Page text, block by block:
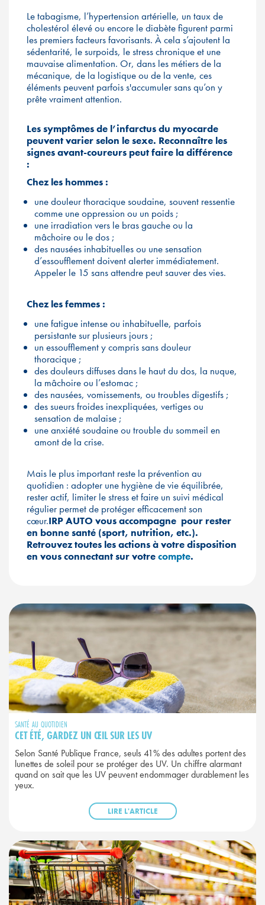
Le tabagisme, l’hypertension artérielle, un taux de
cholestérol élevé ou encore le diabète figurent parmi
les premiers facteurs favorisants. À cela s’ajoutent la
sédentarité, le surpoids, le stress chronique et une
mauvaise alimentation. Or, dans les métiers de la
mécanique, de la logistique ou de la vente, ces
éléments peuvent parfois s'accumuler sans qu’on y
prête vraiment attention.
Les symptômes de l’infarctus du myocarde
peuvent varier selon le sexe. Reconnaître les
signes avant-coureurs peut faire la différence
:
Chez les hommes :
une douleur thoracique soudaine, souvent ressentie
comme une oppression ou un poids ;
une irradiation vers le bras gauche ou la
mâchoire ou le dos ;
des nausées inhabituelles ou une sensation
d’essoufflement doivent alerter immédiatement.
Appeler le 15 sans attendre peut sauver des vies.
Chez les femmes :
une fatigue intense ou inhabituelle, parfois
persistante sur plusieurs jours ;
un essoufflement y compris sans douleur
thoracique ;
des douleurs diffuses dans le haut du dos, la nuque,
la mâchoire ou l’estomac ;
des nausées, vomissements, ou troubles digestifs ;
des sueurs froides inexpliquées, vertiges ou
sensation de malaise ;
une anxiété soudaine ou trouble du sommeil en
amont de la crise.
Mais le plus important reste la prévention au
quotidien : adopter une hygiène de vie équilibrée,
rester actif, limiter le stress et faire un suivi médical
régulier permet de protéger efficacement son
cœur.IRP AUTO vous accompagne pour rester
en bonne santé (sport, nutrition, etc.).
Retrouvez toutes les actions à votre disposition
en vous connectant sur votrecompte.
SANTÉ AU QUOTIDIEN
CET ÉTÉ, GARDEZ UN ŒIL SUR LES UV
Selon Santé Publique France, seuls 41% des adultes portent des
lunettes de soleil pour se protéger des UV. Un chiffre alarmant
quand on sait que les UV peuvent endommager durablement les
yeux.
LIRE L'ARTICLE